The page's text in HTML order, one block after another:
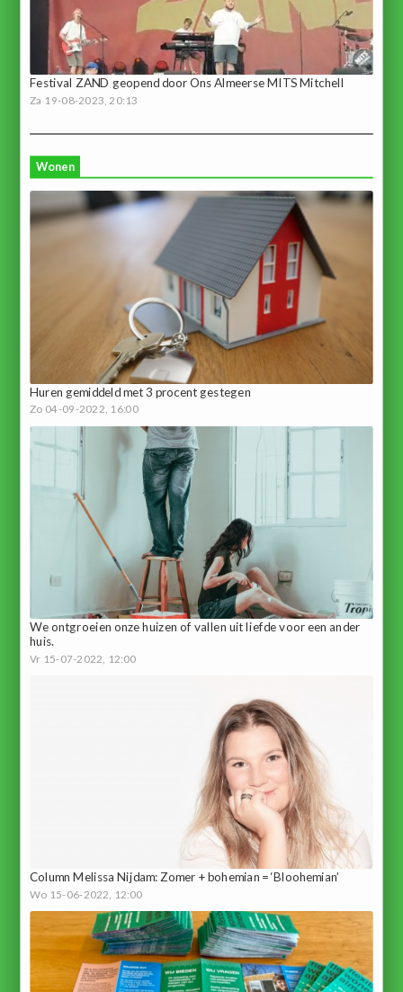
Festival ZAND geopend door Ons Almeerse MITS Mitchell
Za 19-08-2023, 20:13
Wonen
Huren gemiddeld met 3 procent gestegen
Zo 04-09-2022, 16:00
We ontgroeien onze huizen of vallen uit liefde voor een ander
huis.
Vr 15-07-2022, 12:00
Column Melissa Nijdam: Zomer + bohemian = ‘Bloohemian’
Wo 15-06-2022, 12:00